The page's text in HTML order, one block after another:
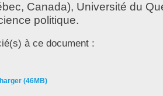
Canada), Université du
politique.
à ce document :
(46MB)